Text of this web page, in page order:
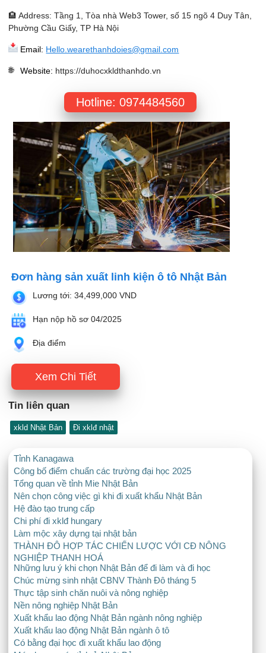
🏨 Address: Tầng 1, Tòa nhà Web3 Tower, số 15 ngõ 4 Duy Tân,
Phường Cầu Giấy, TP Hà Nội
Email: Hello.wearethanhdoies@gmail.com
Website: https://duhocxkldthanhdo.vn
Hotline: 0974484560
Đơn hàng sản xuất linh kiện ô tô Nhật Bản
Lương tới: 34,499,000 VND
Hạn nộp hồ sơ 04/2025
Địa điểm
Xem Chi Tiết
Tin liên quan
xkld Nhật Bản Đi xklđ nhật
Tỉnh Kanagawa
Công bố điểm chuẩn các trường đại học 2025
Tổng quan về tỉnh Mie Nhật Bản
Nên chọn công việc gì khi đi xuất khẩu Nhật Bản
Hệ đào tạo trung cấp
Chi phí đi xklđ hungary
Làm mộc xây dựng tại nhật bản
THÀNH ĐÔ HỢP TÁC CHIẾN LƯỢC VỚI CĐ NÔNG
NGHIỆP THANH HOÁ
Những lưu ý khi chọn Nhật Bản để đi làm và đi học
Chúc mừng sinh nhật CBNV Thành Đô tháng 5
Thực tập sinh chăn nuôi và nông nghiệp
Nền nông nghiệp Nhật Bản
Xuất khẩu lao động Nhật Bản ngành nông nghiệp
Xuất khẩu lao động Nhật Bản ngành ô tô
Có bằng đại học đi xuất khẩu lao động